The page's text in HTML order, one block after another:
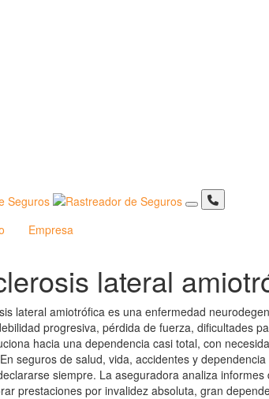
Empresa
lateral
lateral amiotrófica es una enfermedad
progresiva, pérdida de fuerza, dificultades
hacia una dependencia casi total, con
seguros de salud, vida, accidentes y
siempre. La aseguradora analiza
prestaciones por invalidez absoluta, gran